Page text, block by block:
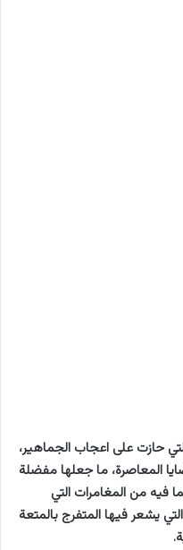
حازت على اعجاب الجماهير،
المعاصرة، ما جعلها مفضلة
فيه من المغامرات التي
يشعر فيها المتفرج بالمتعة